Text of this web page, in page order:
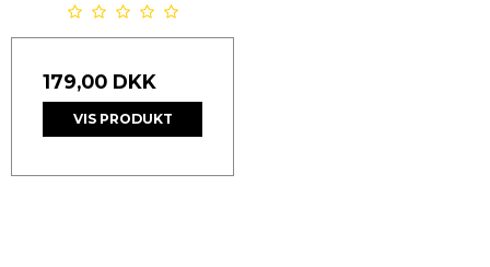
179,00 DKK
VIS PRODUKT